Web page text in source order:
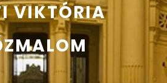
VIKTÓRIA